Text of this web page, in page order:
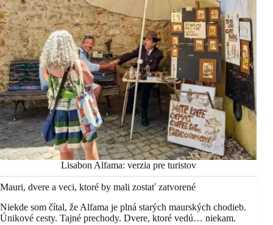
Lisabon Alfama: verzia pre turistov
Mauri, dvere a veci, ktoré by mali zostať zatvorené
Niekde som čítal, že Alfama je plná starých maurských chodieb.
Únikové cesty. Tajné prechody. Dvere, ktoré vedú… niekam.